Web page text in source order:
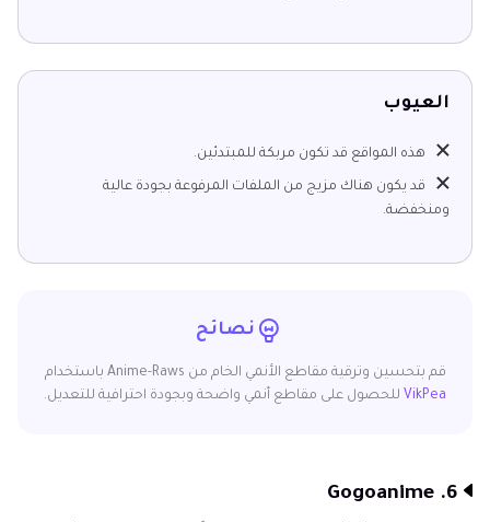
العيوب
هذه المواقع قد تكون مربكة للمبتدئين.
قد يكون هناك مزيج من الملفات المرفوعة بجودة عالية
ومنخفضة.
نصائح
قم بتحسين وترقية مقاطع الأنمي الخام من Anime-Raws باستخدام
VikPea للحصول على مقاطع أنمي واضحة وبجودة احترافية للتعديل.
6. Gogoanime